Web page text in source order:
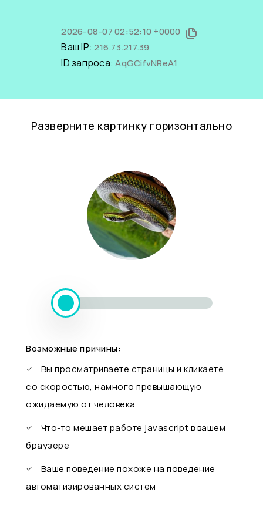
2026-08-07 02:52:10 +0000
Ваш IP:216.73.217.39
ID запроса:AqGCifvNReA1
Разверните картинку горизонтально
Возможные причины:
Вы просматриваете страницы и кликаете
со скоростью, намного превышающую
ожидаемую от человека
Что-то мешает работе javascript в вашем
браузере
Ваше поведение похоже на поведение
автоматизированных систем